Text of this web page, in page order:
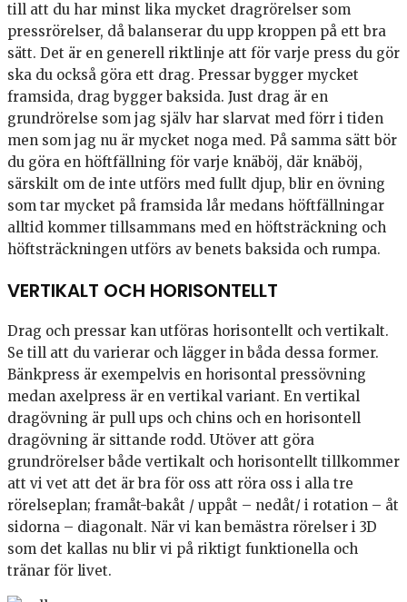
till att du har minst lika mycket dragrörelser som
pressrörelser, då balanserar du upp kroppen på ett bra
sätt. Det är en generell riktlinje att för varje press du gör
ska du också göra ett drag. Pressar bygger mycket
framsida, drag bygger baksida. Just drag är en
grundrörelse som jag själv har slarvat med förr i tiden
men som jag nu är mycket noga med. På samma sätt bör
du göra en höftfällning för varje knäböj, där knäböj,
särskilt om de inte utförs med fullt djup, blir en övning
som tar mycket på framsida lår medans höftfällningar
alltid kommer tillsammans med en höftsträckning och
höftsträckningen utförs av benets baksida och rumpa.
VERTIKALT OCH HORISONTELLT
Drag och pressar kan utföras horisontellt och vertikalt.
Se till att du varierar och lägger in båda dessa former.
Bänkpress är exempelvis en horisontal pressövning
medan axelpress är en vertikal variant. En vertikal
dragövning är pull ups och chins och en horisontell
dragövning är sittande rodd. Utöver att göra
grundrörelser både vertikalt och horisontellt tillkommer
att vi vet att det är bra för oss att röra oss i alla tre
rörelseplan; framåt-bakåt / uppåt – nedåt/ i rotation – åt
sidorna – diagonalt. När vi kan bemästra rörelser i 3D
som det kallas nu blir vi på riktigt funktionella och
tränar för livet.